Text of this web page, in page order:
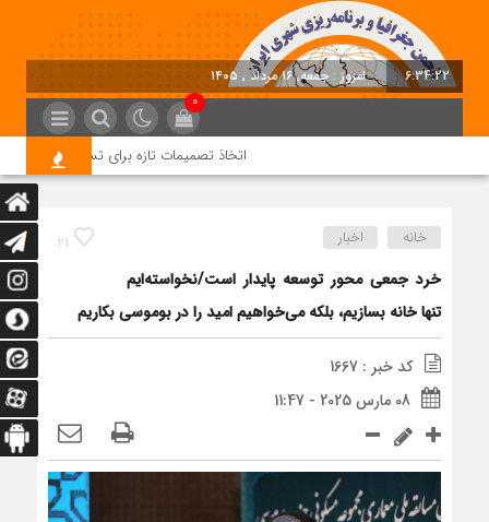
6:34:23 امروز : جمعه, ۱۶ مرداد , ۱۴۰۵
0
اتخاذ تصمیمات تازه برای تسریع در روند
21 خانه اخبار
خرد جمعی محور توسعه پایدار است/نخواسته‌ایم
تنها خانه‌ بسازیم، بلکه می‌خواهیم امید را در بوموسی بکاریم
کد خبر : 1667
08 مارس 2025 - 11:47